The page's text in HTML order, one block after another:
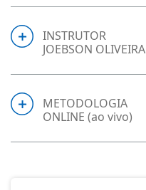
INSTRUTOR
JOEBSON OLIVEIRA
METODOLOGIA
ONLINE (ao vivo)